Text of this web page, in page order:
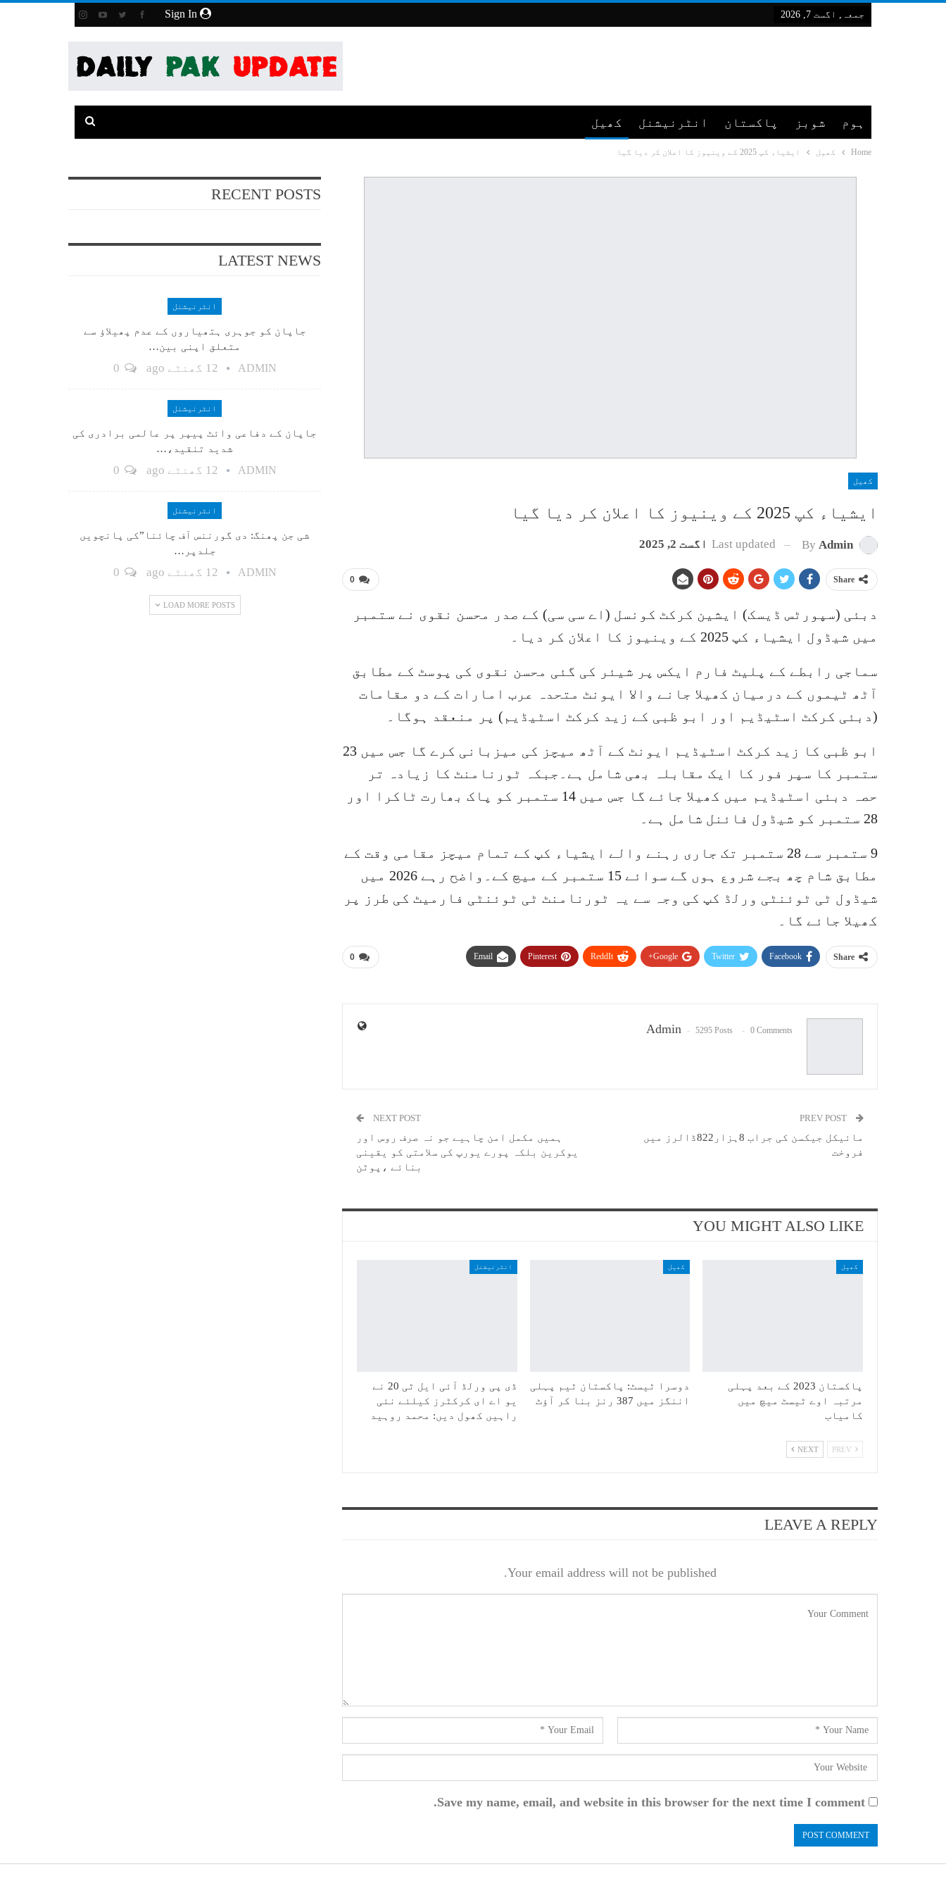
جمعہ, اگست 7, 2026
ہوم شوبز پاکستان انٹرنیشنل کھیل
Home کھیل ایشیاء کپ 2025 کے وینیوز کا اعلان کر دیا گیا
کھیل
ایشیاء کپ 2025 کے وینیوز کا اعلان کر دیا گیا
By Admin
Last updated اگست 2, 2025
0 Share
دبئی (سپورٹس ڈیسک) ایشین کرکٹ کونسل (اے سی سی) کے صدر محسن نقوی نے ستمبر
میں شیڈول ایشیاء کپ 2025 کے وینیوز کا اعلان کر دیا۔
سماجی رابطے کے پلیٹ فارم ایکس پر شیئر کی گئی محسن نقوی کی پوسٹ کے مطابق
آٹھ ٹیموں کے درمیان کھیلا جانے والا ایونٹ متحدہ عرب امارات کے دو مقامات
(دبئی کرکٹ اسٹیڈیم اور ابو ظبی کے زید کرکٹ اسٹیڈیم) پر منعقد ہوگا۔
ابو ظبی کا زید کرکٹ اسٹیڈیم ایونٹ کے آٹھ میچز کی میزبانی کرے گا جس میں 23
ستمبر کا سپر فور کا ایک مقابلہ بھی شامل ہے۔جبکہ ٹورنامنٹ کا زیادہ تر
حصہ دبئی اسٹیڈیم میں کھیلا جائے گا جس میں 14 ستمبر کو پاک بھارت ٹاکرا اور
28 ستمبر کو شیڈول فائنل شامل ہے۔
9 ستمبر سے 28 ستمبر تک جاری رہنے والے ایشیاء کپ کے تمام میچز مقامی وقت کے
مطابق شام چھ بجے شروع ہوں گے سوائے 15 ستمبر کے میچ کے۔واضح رہے 2026 میں
شیڈول ٹی ٹوئنٹی ورلڈ کپ کی وجہ سے یہ ٹورنامنٹ ٹی ٹوئنٹی فارمیٹ کی طرز پر
کھیلا جائے گا۔
0 Share
Facebook
Twitter
Google+
ReddIt
Pinterest
Email
Admin 5295 Posts 0 Comments
مائیکل جیکسن کی جراب 8ہزار822ڈالرز میں
فروخت
NEXT POST
ہمیں مکمل امن چاہیے جو نہ صرف روس اور
یوکرین بلکہ پورے یورپ کی سلامتی کو یقینی
بنائے ،پوٹن
YOU MIGHT ALSO LIKE
کھیل
پاکستان 2023 کے بعد پہلی
مرتبہ اوے ٹیسٹ میچ میں
کامیاب
کھیل
دوسرا ٹیسٹ: پاکستان ٹیم پہلی
اننگز میں 387 رنز بنا کر آؤٹ
انٹرنیشنل
ڈی پی ورلڈ آئی ایل ٹی 20 نے
یو اے ای کرکٹرز کیلئے نئی
راہیں کھول دیں: محمد روہید
NEXT
LEAVE A REPLY
Your email address will not be published.
Save my name, email, and website in this browser for the next time I comment.
RECENT POSTS
LATEST NEWS
انٹرنیشنل
جاپان کو جوہری ہتھیاروں کے عدم پھیلاؤ سے
متعلق اپنی بین…
ADMIN 12 گھنٹے ago
انٹرنیشنل
جاپان کے دفاعی وائٹ پیپر پر عالمی برادری کی
شدید تنقید،…
ADMIN 12 گھنٹے ago
انٹرنیشنل
شی جن پھنگ: دی گورننس آف چائنا”کی پانچویں
جلدپر…
ADMIN 12 گھنٹے ago
LOAD MORE POSTS